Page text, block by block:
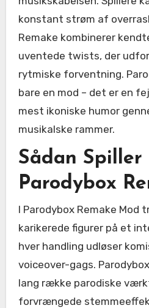
konstant strøm af
Remake kombinerer
uventede twists, der
rytmiske forventning.
bare en mod – det er en
mest ikoniske humor
musikalske rammer.
Sådan Spiller
Parodybox
I Parodybox Remake Mod
karikerede figurer på et
hver handling udløser
voiceover-gags.
lang række parodiske
forvrængede